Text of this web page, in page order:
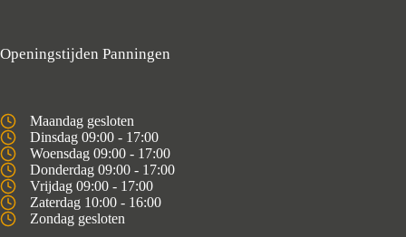
Openingstijden Panningen
Maandag gesloten
Dinsdag 09:00 - 17:00
Woensdag 09:00 - 17:00
Donderdag 09:00 - 17:00
Vrijdag 09:00 - 17:00
Zaterdag 10:00 - 16:00
Zondag gesloten